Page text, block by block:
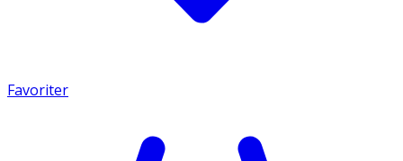
Favoriter